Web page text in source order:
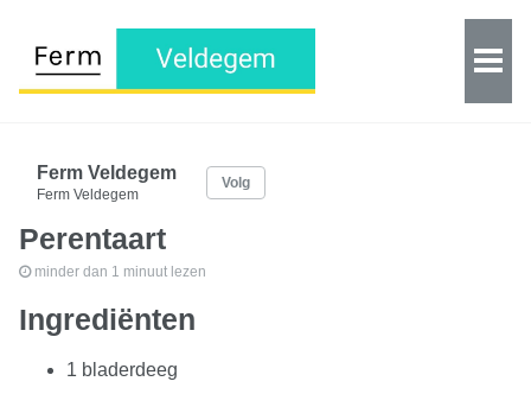
Ferm Veldegem
Ferm Veldegem
Volg
Perentaart
minder dan 1 minuut lezen
Ingrediënten
1 bladerdeeg